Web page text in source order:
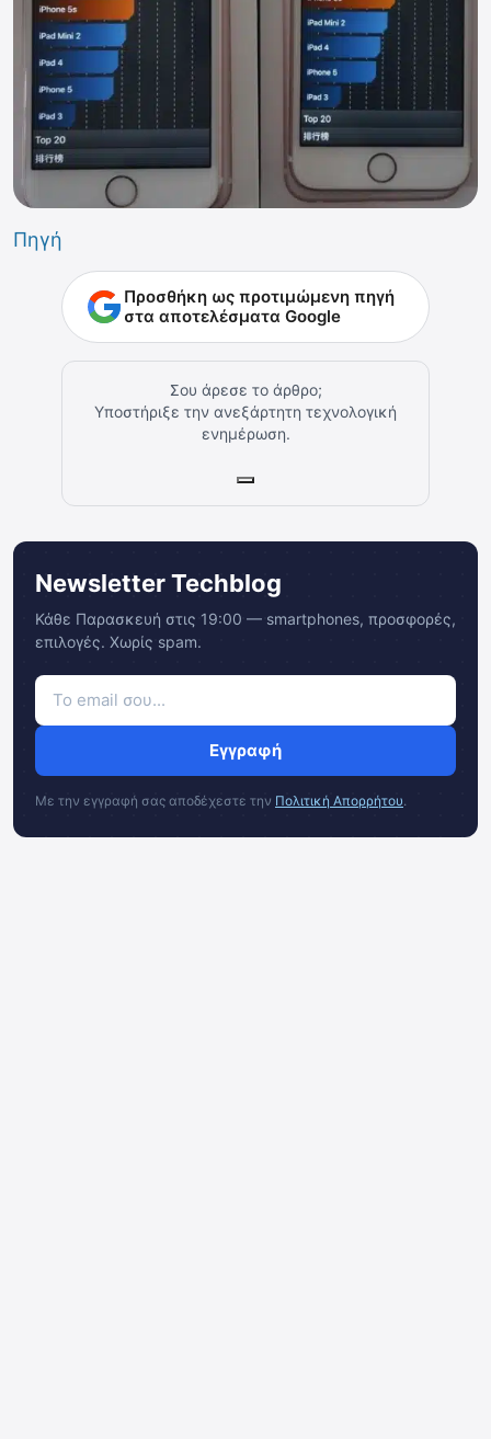
Πηγή
Προσθήκη ως προτιμώμενη πηγή
στα αποτελέσματα Google
Σου άρεσε το άρθρο;
Υποστήριξε την ανεξάρτητη τεχνολογική
ενημέρωση.
Newsletter Techblog
Κάθε Παρασκευή στις 19:00 — smartphones, προσφορές,
επιλογές. Χωρίς spam.
Εγγραφή
Με την εγγραφή σας αποδέχεστε την Πολιτική Απορρήτου.